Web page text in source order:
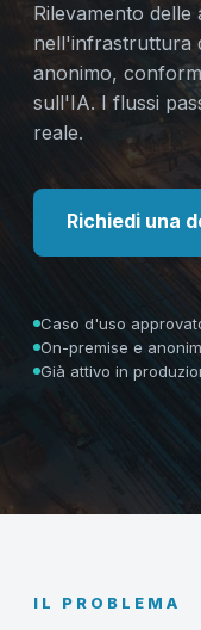
Rilevamento
nell'infrastruttura
anonimo,
sull'IA. I flussi
reale.
Richiedi una
Caso d'uso
On-premise e
Già attivo in
IL PROBLEMA